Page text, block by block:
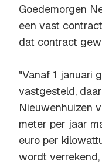
Goedemorgen
een vast
dat contract
"Vanaf 1 januari
vastgesteld,
Nieuwenhuizen
meter per jaar
euro per
wordt